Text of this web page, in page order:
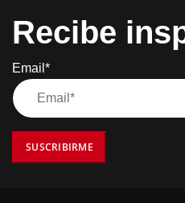
Recibe
Email*
SUSCRIBIRME